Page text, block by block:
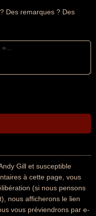
Des remarques ? Des
Gill et susceptible
à cette page, vous
(si nous pensons
nous afficherons le lien
vous préviendrons par e-